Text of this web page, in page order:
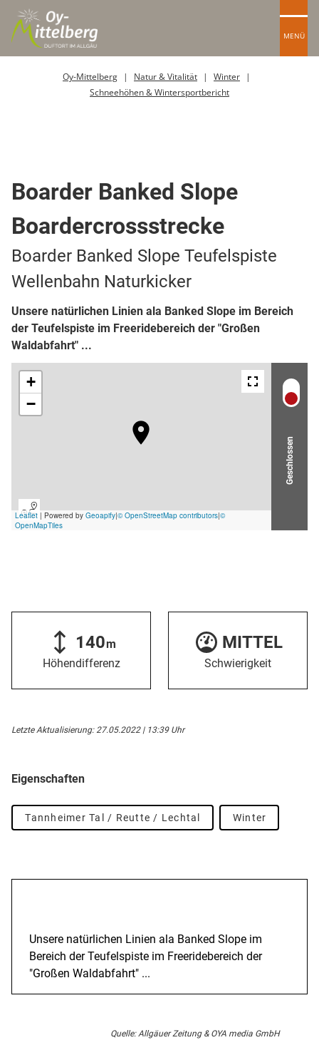
MENÜ
Oy-Mittelberg Natur & Vitalität
Winter
Schneehöhen & Wintersportbericht
Boarder Banked Slope
Boardercrossstrecke
Boarder Banked Slope Teufelspiste
Wellenbahn Naturkicker
Unsere natürlichen Linien ala Banked Slope im Bereich
der Teufelspiste im Freeridebereich der "Großen
Waldabfahrt" ...
Geschlossen
140m
Höhendifferenz
MITTEL
Schwierigkeit
Letzte Aktualisierung: 27.05.2022 | 13:39 Uhr
Eigenschaften
Tannheimer Tal / Reutte / Lechtal Winter
Unsere natürlichen Linien ala Banked Slope im
Bereich der Teufelspiste im Freeridebereich der
"Großen Waldabfahrt" ...
Quelle: Allgäuer Zeitung & OYA media GmbH